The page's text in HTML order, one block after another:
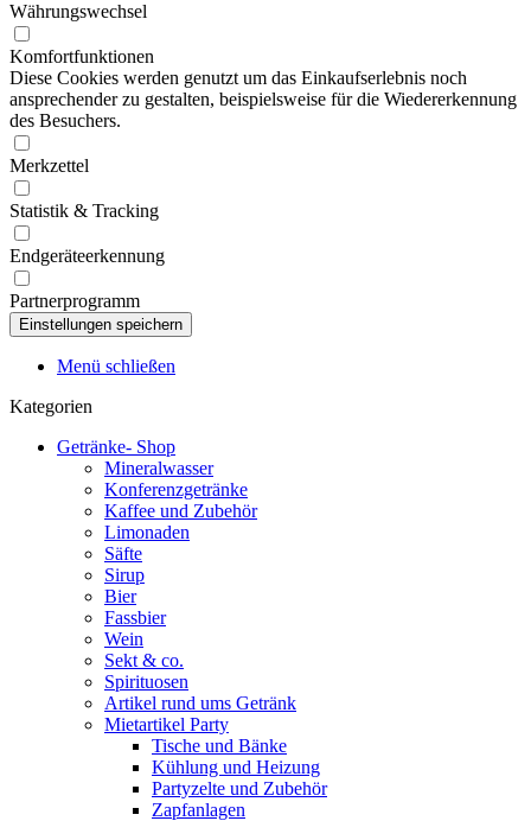
Währungswechsel
Komfortfunktionen
Diese Cookies werden genutzt um das Einkaufserlebnis noch
ansprechender zu gestalten, beispielsweise für die Wiedererkennung
des Besuchers.
Merkzettel
Statistik & Tracking
Endgeräteerkennung
Partnerprogramm
Menü schließen
Kategorien
Getränke- Shop
Mineralwasser
Konferenzgetränke
Kaffee und Zubehör
Limonaden
Säfte
Sirup
Bier
Fassbier
Wein
Sekt & co.
Spirituosen
Artikel rund ums Getränk
Mietartikel Party
Tische und Bänke
Kühlung und Heizung
Partyzelte und Zubehör
Zapfanlagen